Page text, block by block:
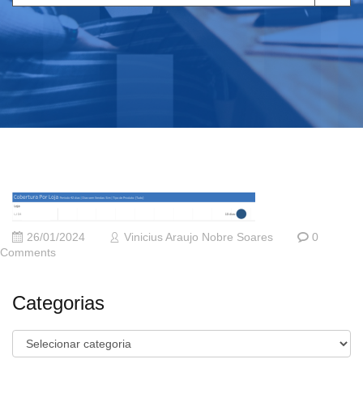
for:
26/01/2024 Vinicius Araujo Nobre Soares
0
Comments
Categorias
Categorias